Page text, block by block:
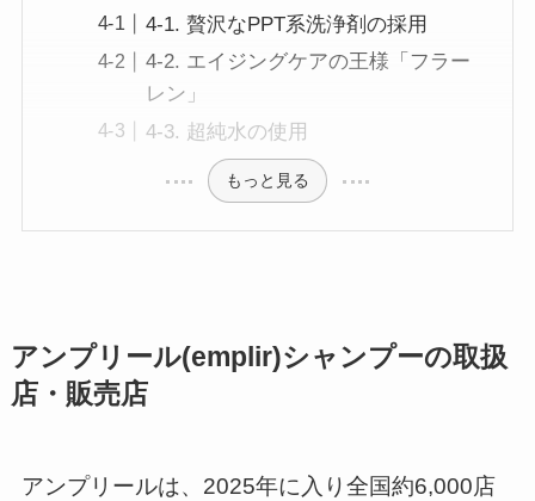
4-1. 贅沢なPPT系洗浄剤の採用
4-2. エイジングケアの王様「フラー
レン」
4-3. 超純水の使用
もっと見る
アンプリール(emplir)シャンプーの取扱
店・販売店
アンプリールは、2025年に入り全国約6,000店